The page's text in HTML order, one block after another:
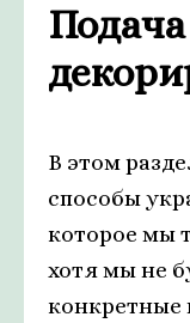
В этом
способы
которое мы
хотя мы не
конкретные